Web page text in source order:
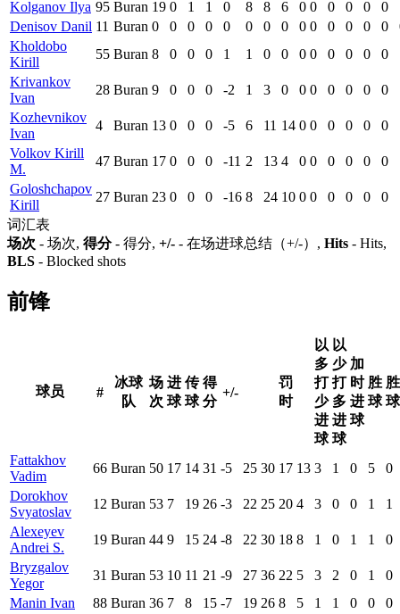
Kolganov Ilya 95 Buran 19 0 1 1 0 8 8 6 0 0 0 0 0 0
Denisov Danil 11 Buran 0 0 0 0 0 0 0 0 0 0 0 0 0 0
Kholdobo
Kirill
55 Buran 8 0 0 0 1 1 0 0 0 0 0 0 0 0
Krivankov
Ivan
28 Buran 9 0 0 0 -2 1 3 0 0 0 0 0 0 0
Kozhevnikov
Ivan
4 Buran 13 0 0 0 -5 6 11 14 0 0 0 0 0 0
Volkov Kirill
M.
47 Buran 17 0 0 0 -11 2 13 4 0 0 0 0 0 0
Goloshchapov
Kirill
27 Buran 23 0 0 0 -16 8 24 10 0 0 0 0 0 0
词汇表
场次 - 场次, 得分- 得分, +/- - 在场进球总结（+/-）, Hits - Hits,
BLS - Blocked shots
前锋
球员 #
冰球
队
场
次
进
球
传
球
得
分
+/-
罚
时
以
多
打
少
进
球
以
少
打
多
进
球
加
时
进
球
胜
球
胜
球
Fattakhov
Vadim
66 Buran 50 17 14 31 -5 25 30 17 13 3 1 0 5
0
Dorokhov
Svyatoslav
12 Buran 53 7 19 26 -3 22 25 20 4 3 0 0 1
1
Alexeyev
Andrei S.
19 Buran 44 9 15 24 -8 22 30 18 8 1 0 1 1
0
Bryzgalov
Yegor
31 Buran 53 10 11 21 -9 27 36 22 5 3 2 0 1
0
Manin Ivan
88 Buran 36 7 8 15 -7 19 26 8 5 1 1 0 0
0